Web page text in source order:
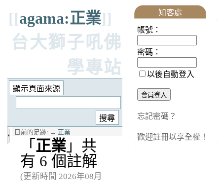
[[agama:正業]]
台大獅子吼佛
學專站
目前的足跡: → 正業
「 正業 」共
有 6 個註解
(更新時間 2026年08月
知客處
帳號：
密碼：
以後自動登入
忘記密碼？
歡迎註冊以享全權！